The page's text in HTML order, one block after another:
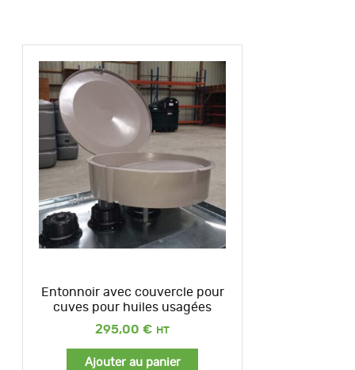
Entonnoir avec couvercle pour
cuves pour huiles usagées
295,00 €
Ajouter au panier